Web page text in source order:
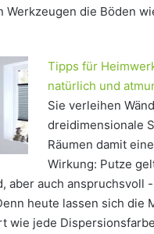
Werkzeugen die Böden
Tipps für
natürlich und
Sie verleihen
dreidimensionale
Räumen damit
Wirkung: Putze
aber auch anspruchsvoll
heute lassen sich die
wie jede